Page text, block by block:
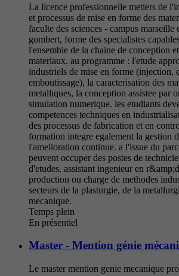
La licence professionnelle metiers de
et processus de mise en forme des
faculte des sciences - campus marseille
gombert, forme des specialistes
l'ensemble de la chaine de conception
materiaux. au programme : l'etude
industriels de mise en forme (injection,
emboutissage), la caracterisation des
metalliques, la conception assistee par
simulation numerique. les etudiants
competences techniques en
des processus de fabrication et en
formation integre egalement la gestion
l'amelioration continue. a l'issue du
peuvent occuper des postes de
d'etudes, assistant ingenieur en
production ou charge de methodes
secteurs de la plasturgie, de la
mecanique.
Temps plein
En présentiel
Master - Mention génie
Le master mention genie mecanique